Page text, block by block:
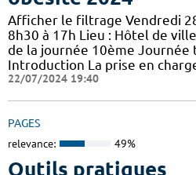
Afficher le filtrage Vendredi
8h30 à 17h Lieu : Hôtel de
de la journée 10ème
Introduction La prise en
22/07/2024 19:40
PAGES
relevance: 49%
Outils pratiques